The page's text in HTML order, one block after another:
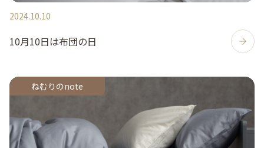
2024.10.10
10月10日は布団の日
ねむりのnote